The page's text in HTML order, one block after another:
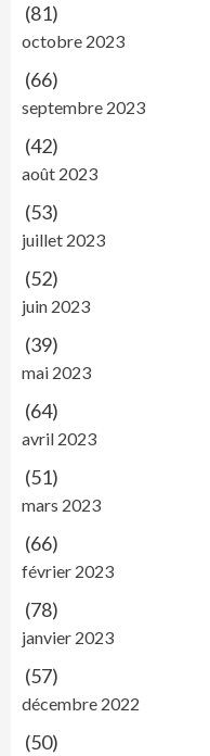
(81)
octobre 2023
(66)
septembre 2023
(42)
août 2023
(53)
juillet 2023
(52)
juin 2023
(39)
mai 2023
(64)
avril 2023
(51)
mars 2023
(66)
février 2023
(78)
janvier 2023
(57)
décembre 2022
(50)